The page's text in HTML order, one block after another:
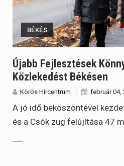
BÉKÉS
Újabb Fejlesztések
Közlekedést Békésen
Körös Hírcentrum február 04,
A jó idő beköszöntével
és a Csók zug felújítása 47